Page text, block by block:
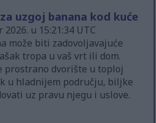
uzgoj banana kod kuće
u 15:21:34 UTC
može biti zadovoljavajuće
tropa u vaš vrt ili dom.
prostrano dvorište u toploj
u hladnijem području, biljke
uz pravu njegu i uslove.